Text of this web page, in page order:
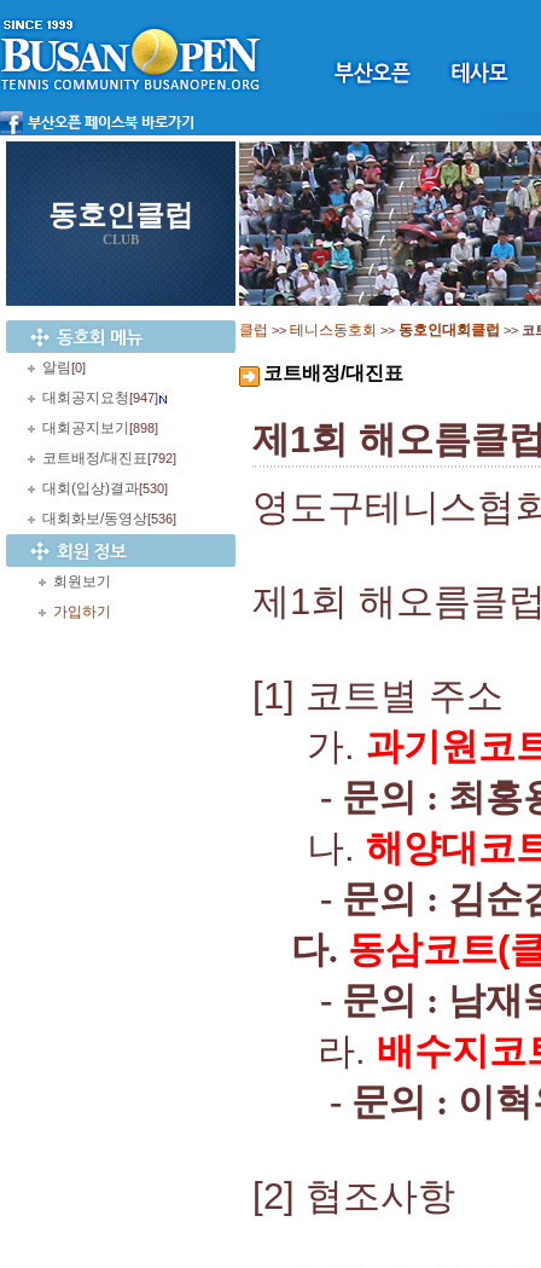
동호인클럽
CLUB
알림[0]
대회공지요청[947]
대회공지보기 [898]
코트배정/대진표[792]
대회(입상)결과[530]
대회화보/동영상[536]
회원보기
가입하기
클럽 >> 테니스동호회 >> 동호인대회클럽 >> 코
코트배정/대진표
제1회 해오름클
영도구테니스협
제1회 해오름클
[1] 코트별 주소
가. 과기원코
- 문의 : 최홍용
나. 해양대코
- 문의 : 김순겸
다. 동삼코트(
- 문의 : 남재욱
라. 배수지코
- 문의 : 이혁우
[2] 협조사항